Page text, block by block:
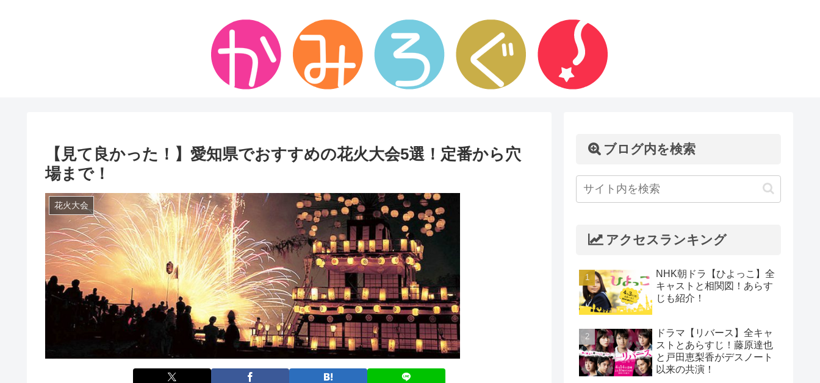
【見て良かった！】愛知県でおすすめの花火大会5選！定番から穴
場まで！
花火大会
ブログ内を検索
アクセスランキング
NHK朝ドラ【ひよっこ】全
キャストと相関図！あらす
じも紹介！
ドラマ【リバース】全キャ
ストとあらすじ！藤原達也
と戸田恵梨香がデスノート
以来の共演！